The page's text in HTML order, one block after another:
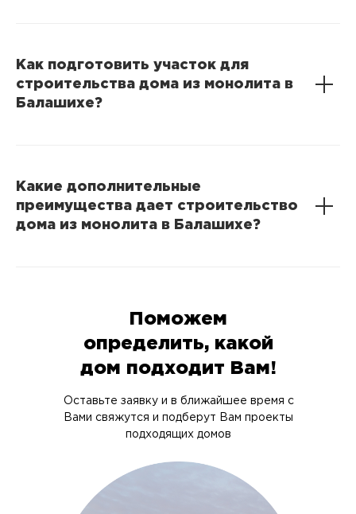
Как подготовить участок для
строительства дома из монолита в
Балашихе?
Какие дополнительные
преимущества дает строительство
дома из монолита в Балашихе?
Поможем
определить, какой
дом подходит Вам!
Оставьте заявку и в ближайшее время с
Вами свяжутся и подберут Вам проекты
подходящих домов